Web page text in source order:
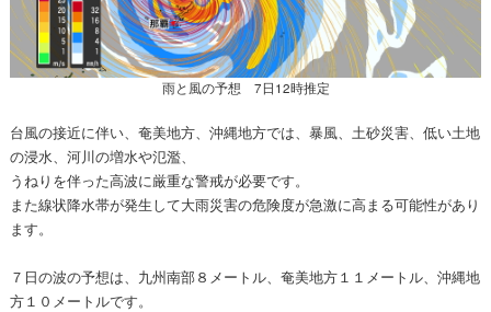
雨と風の予想 7日12時推定
台風の接近に伴い、奄美地方、沖縄地方では、暴風、土砂災害、低い土地
の浸水、河川の増水や氾濫、
うねりを伴った高波に厳重な警戒が必要です。
また線状降水帯が発生して大雨災害の危険度が急激に高まる可能性があり
ます。
７日の波の予想は、九州南部８メートル、奄美地方１１メートル、沖縄地
方１０メートルです。